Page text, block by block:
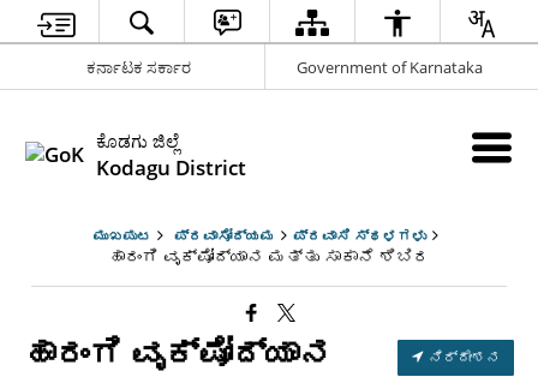
ಕರ್ನಾಟಕ ಸರ್ಕಾರ Government of Karnataka
ಕೊಡಗು ಜಿಲ್ಲೆ
Kodagu District
ಮುಖಪುಟ ಪ್ರವಾಸೋದ್ಯಮ ಪ್ರವಾಸಿ ಸ್ಥಳಗಳು
ಹಾರಂಗಿ ವೃಕ್ಷೋದ್ಯಾನ ಮತ್ತು ಸಾಕಾನೆ ಶಿಬಿರ
ಹಾರಂಗಿ ವೃಕ್ಷೋದ್ಯಾನ
ನಿರ್ದೇಶನ